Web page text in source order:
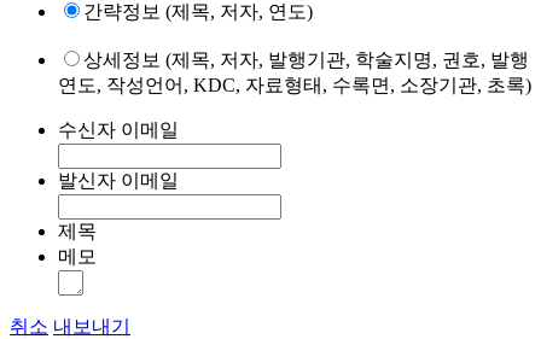
간략정보 (제목, 저자, 연도)
상세정보 (제목, 저자, 발행기관, 학술지명, 권호, 발행
연도, 작성언어, KDC, 자료형태, 수록면, 소장기관, 초록)
수신자 이메일
발신자 이메일
제목
메모
취소 내보내기